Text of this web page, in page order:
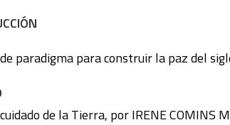
paradigma para construir la paz del
de la Tierra, por IRENE COMINS